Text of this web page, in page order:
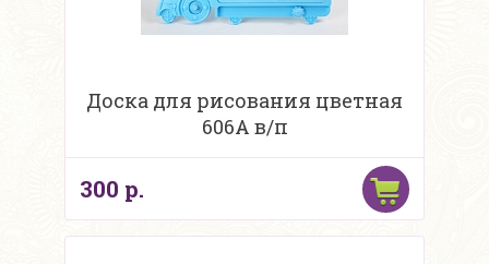
Доска для рисования цветная
606А в/п
300 р.